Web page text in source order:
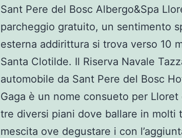
Sant Pere del Bosc Albergo&Spa
parcheggio gratuito, un sentimento
esterna addirittura si trova verso 10
Santa Clotilde. Il Riserva Navale
automobile da Sant Pere del Bosc
Gaga è un nome consueto per
tre diversi piani dove ballare in molti
mescita ove degustare i con